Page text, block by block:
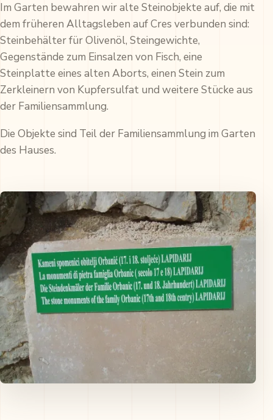
Im Garten bewahren wir alte Steinobjekte auf, die mit
dem früheren Alltagsleben auf Cres verbunden sind:
Steinbehälter für Olivenöl, Steingewichte,
Gegenstände zum Einsalzen von Fisch, eine
Steinplatte eines alten Aborts, einen Stein zum
Zerkleinern von Kupfersulfat und weitere Stücke aus
der Familiensammlung.
Die Objekte sind Teil der Familiensammlung im Garten
des Hauses.